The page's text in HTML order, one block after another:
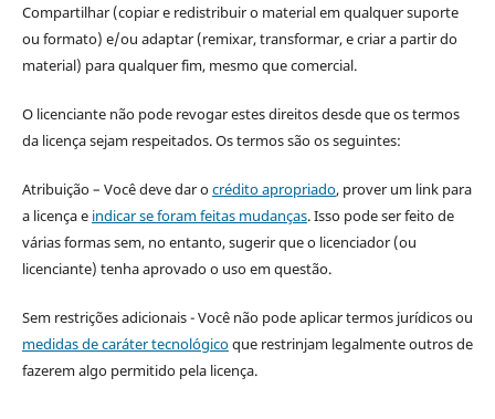
Compartilhar (copiar e redistribuir o material em qualquer suporte
ou formato) e/ou adaptar (remixar, transformar, e criar a partir do
material) para qualquer fim, mesmo que comercial.
O licenciante não pode revogar estes direitos desde que os termos
da licença sejam respeitados. Os termos são os seguintes:
Atribuição – Você deve dar ocrédito apropriado, prover um link para
a licença e indicar se foram feitas mudanças. Isso pode ser feito de
várias formas sem, no entanto, sugerir que o licenciador (ou
licenciante) tenha aprovado o uso em questão.
Sem restrições adicionais - Você não pode aplicar termos jurídicos ou
medidas de caráter tecnológicoque restrinjam legalmente outros de
fazerem algo permitido pela licença.